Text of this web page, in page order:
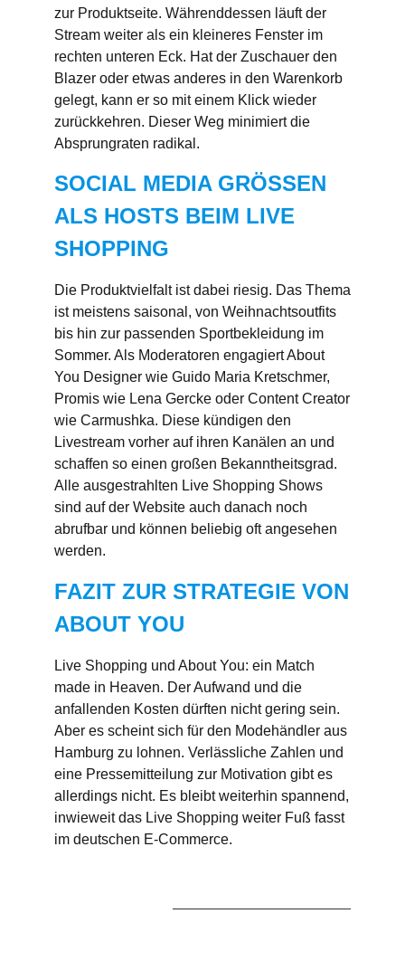
zur Produktseite. Währenddessen läuft der
Stream weiter als ein kleineres Fenster im
rechten unteren Eck. Hat der Zuschauer den
Blazer oder etwas anderes in den Warenkorb
gelegt, kann er so mit einem Klick wieder
zurückkehren. Dieser Weg minimiert die
Absprungraten radikal.
SOCIAL MEDIA GRÖSSEN A
LS HOSTS BEIM LIVE S
HOPPING
Die Produktvielfalt ist dabei riesig. Das Thema
ist meistens saisonal, von Weihnachtsoutfits
bis hin zur passenden Sportbekleidung im
Sommer. Als Moderatoren engagiert About
You Designer wie Guido Maria Kretschmer,
Promis wie Lena Gercke oder Content Creator
wie Carmushka. Diese kündigen den
Livestream vorher auf ihren Kanälen an und
schaffen so einen großen Bekanntheitsgrad.
Alle ausgestrahlten Live Shopping Shows
sind auf der Website auch danach noch
abrufbar und können beliebig oft angesehen
werden.
FAZIT ZUR STRATEGIE VON
ABOUT YOU
Live Shopping und About You: ein Match
made in Heaven. Der Aufwand und die
anfallenden Kosten dürften nicht gering sein.
Aber es scheint sich für den Modehändler aus
Hamburg zu lohnen. Verlässliche Zahlen und
eine Pressemitteilung zur Motivation gibt es
allerdings nicht. Es bleibt weiterhin spannend,
inwieweit das Live Shopping weiter Fuß fasst
im deutschen E-Commerce.